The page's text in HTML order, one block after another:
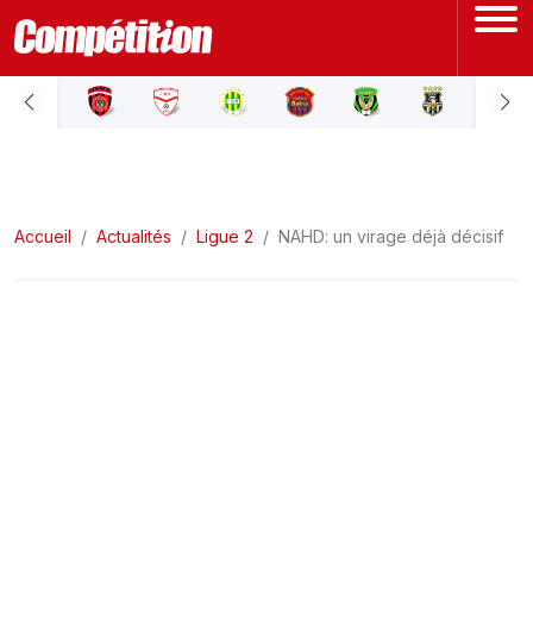
ACCUEIL
LIGUE 2
Accueil Actualités Ligue 2 NAHD: un virage déjà décisif